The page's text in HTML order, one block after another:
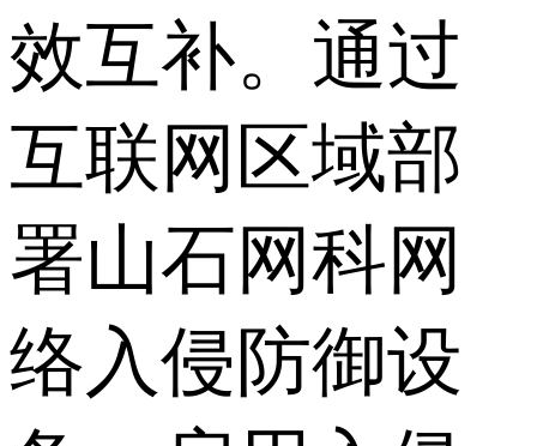
效互补。通过
互联网区域部
署山石网科网
络入侵防御设